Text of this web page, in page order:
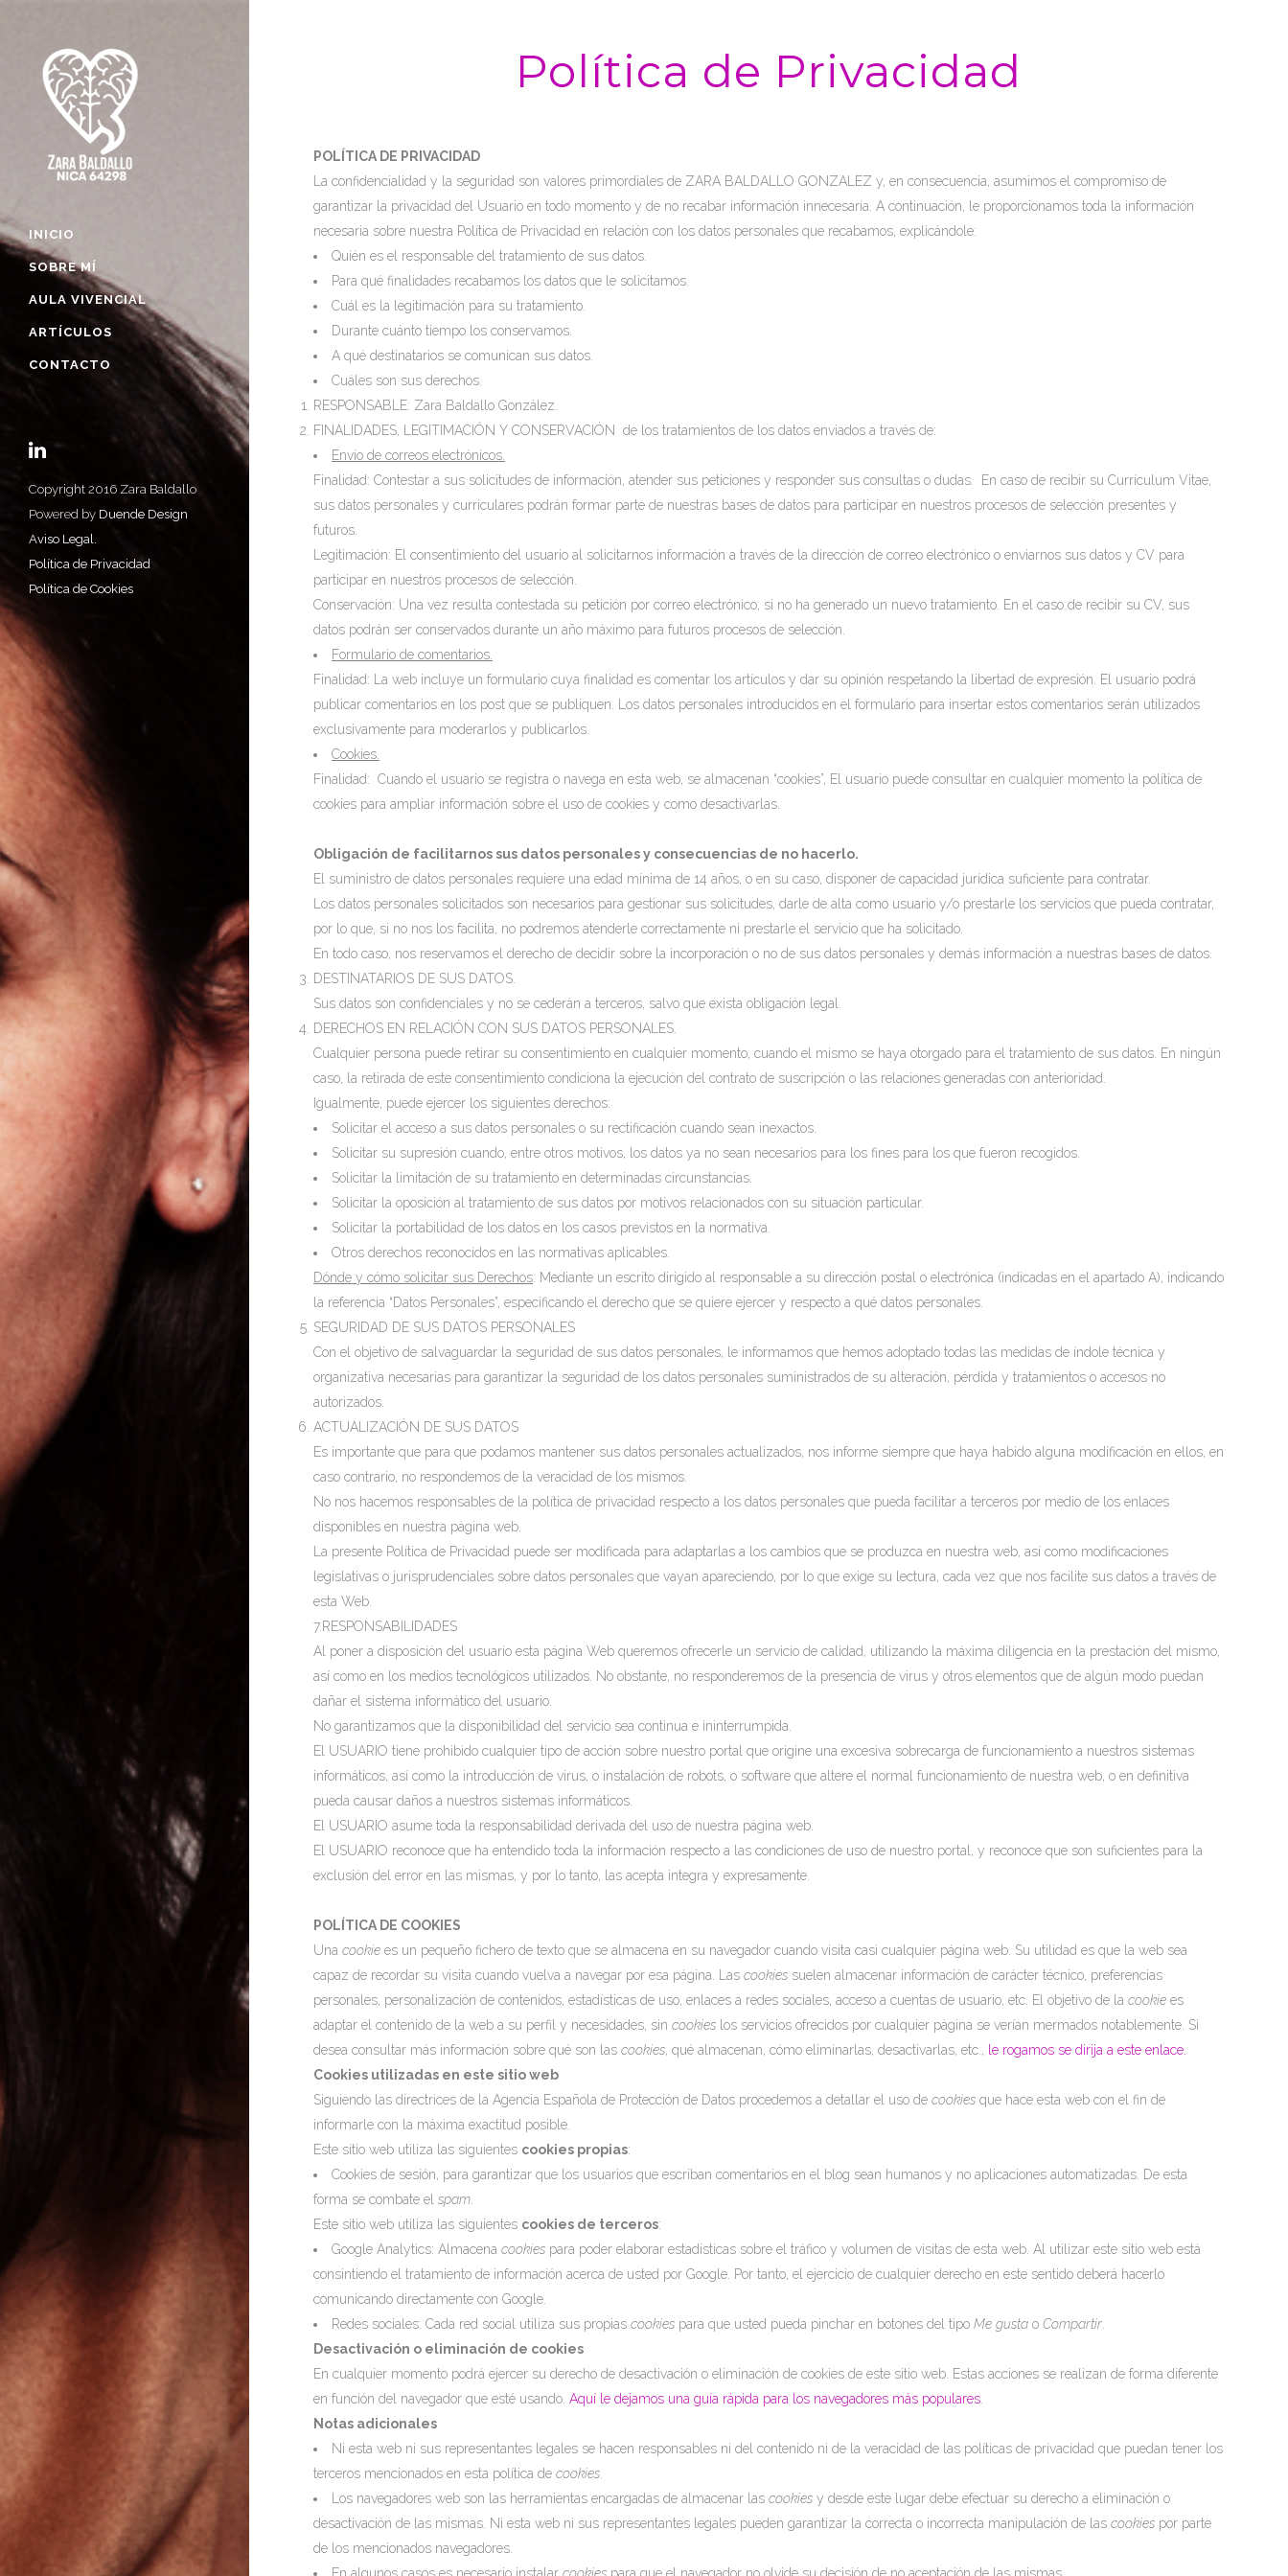
INICIO
SOBRE MÍ
AULA VIVENCIAL
ARTÍCULOS
CONTACTO
Copyright 2016 Zara Baldallo
Powered by Duende Design
Aviso Legal.
Política de Privacidad
Política de Cookies
Política de Privacidad
POLÍTICA DE PRIVACIDAD
La confidencialidad y la seguridad son valores primordiales de ZARA BALDALLO GONZALEZ y, en consecuencia, asumimos el compromiso de
garantizar la privacidad del Usuario en todo momento y de no recabar información innecesaria. A continuación, le proporcionamos toda la información
necesaria sobre nuestra Política de Privacidad en relación con los datos personales que recabamos, explicándole:
Quién es el responsable del tratamiento de sus datos.
Para qué finalidades recabamos los datos que le solicitamos.
Cuál es la legitimación para su tratamiento.
Durante cuánto tiempo los conservamos.
A qué destinatarios se comunican sus datos.
Cuáles son sus derechos.
RESPONSABLE: Zara Baldallo González.
FINALIDADES, LEGITIMACIÓN Y CONSERVACIÓN de los tratamientos de los datos enviados a través de:
Envío de correos electrónicos.
Finalidad: Contestar a sus solicitudes de información, atender sus peticiones y responder sus consultas o dudas. En caso de recibir su Currículum Vitae,
sus datos personales y curriculares podrán formar parte de nuestras bases de datos para participar en nuestros procesos de selección presentes y
futuros.
Legitimación: El consentimiento del usuario al solicitarnos información a través de la dirección de correo electrónico o enviarnos sus datos y CV para
participar en nuestros procesos de selección.
Conservación: Una vez resulta contestada su petición por correo electrónico, si no ha generado un nuevo tratamiento. En el caso de recibir su CV, sus
datos podrán ser conservados durante un año máximo para futuros procesos de selección.
Formulario de comentarios.
Finalidad: La web incluye un formulario cuya finalidad es comentar los artículos y dar su opinión respetando la libertad de expresión. El usuario podrá
publicar comentarios en los post que se publiquen. Los datos personales introducidos en el formulario para insertar estos comentarios serán utilizados
exclusivamente para moderarlos y publicarlos.
Cookies.
Finalidad: Cuando el usuario se registra o navega en esta web, se almacenan “cookies”, El usuario puede consultar en cualquier momento la política de
cookies para ampliar información sobre el uso de cookies y como desactivarlas.
Obligación de facilitarnos sus datos personales y consecuencias de no hacerlo.
El suministro de datos personales requiere una edad mínima de 14 años, o en su caso, disponer de capacidad jurídica suficiente para contratar.
Los datos personales solicitados son necesarios para gestionar sus solicitudes, darle de alta como usuario y/o prestarle los servicios que pueda contratar,
por lo que, si no nos los facilita, no podremos atenderle correctamente ni prestarle el servicio que ha solicitado.
En todo caso, nos reservamos el derecho de decidir sobre la incorporación o no de sus datos personales y demás información a nuestras bases de datos.
DESTINATARIOS DE SUS DATOS.
Sus datos son confidenciales y no se cederán a terceros, salvo que exista obligación legal.
DERECHOS EN RELACIÓN CON SUS DATOS PERSONALES.
Cualquier persona puede retirar su consentimiento en cualquier momento, cuando el mismo se haya otorgado para el tratamiento de sus datos. En ningún
caso, la retirada de este consentimiento condiciona la ejecución del contrato de suscripción o las relaciones generadas con anterioridad.
Igualmente, puede ejercer los siguientes derechos:
Solicitar el acceso a sus datos personales o su rectificación cuando sean inexactos.
Solicitar su supresión cuando, entre otros motivos, los datos ya no sean necesarios para los fines para los que fueron recogidos.
Solicitar la limitación de su tratamiento en determinadas circunstancias.
Solicitar la oposición al tratamiento de sus datos por motivos relacionados con su situación particular.
Solicitar la portabilidad de los datos en los casos previstos en la normativa.
Otros derechos reconocidos en las normativas aplicables.
Dónde y cómo solicitar sus Derechos: Mediante un escrito dirigido al responsable a su dirección postal o electrónica (indicadas en el apartado A), indicando
la referencia “Datos Personales”, especificando el derecho que se quiere ejercer y respecto a qué datos personales.
SEGURIDAD DE SUS DATOS PERSONALES
Con el objetivo de salvaguardar la seguridad de sus datos personales, le informamos que hemos adoptado todas las medidas de índole técnica y
organizativa necesarias para garantizar la seguridad de los datos personales suministrados de su alteración, pérdida y tratamientos o accesos no
autorizados.
ACTUALIZACIÓN DE SUS DATOS
Es importante que para que podamos mantener sus datos personales actualizados, nos informe siempre que haya habido alguna modificación en ellos, en
caso contrario, no respondemos de la veracidad de los mismos.
No nos hacemos responsables de la política de privacidad respecto a los datos personales que pueda facilitar a terceros por medio de los enlaces
disponibles en nuestra página web.
La presente Política de Privacidad puede ser modificada para adaptarlas a los cambios que se produzca en nuestra web, así como modificaciones
legislativas o jurisprudenciales sobre datos personales que vayan apareciendo, por lo que exige su lectura, cada vez que nos facilite sus datos a través de
esta Web.
7.RESPONSABILIDADES
Al poner a disposición del usuario esta página Web queremos ofrecerle un servicio de calidad, utilizando la máxima diligencia en la prestación del mismo,
así como en los medios tecnológicos utilizados. No obstante, no responderemos de la presencia de virus y otros elementos que de algún modo puedan
dañar el sistema informático del usuario.
No garantizamos que la disponibilidad del servicio sea continua e ininterrumpida.
El USUARIO tiene prohibido cualquier tipo de acción sobre nuestro portal que origine una excesiva sobrecarga de funcionamiento a nuestros sistemas
informáticos, así como la introducción de virus, o instalación de robots, o software que altere el normal funcionamiento de nuestra web, o en definitiva
pueda causar daños a nuestros sistemas informáticos.
El USUARIO asume toda la responsabilidad derivada del uso de nuestra página web.
El USUARIO reconoce que ha entendido toda la información respecto a las condiciones de uso de nuestro portal, y reconoce que son suficientes para la
exclusión del error en las mismas, y por lo tanto, las acepta integra y expresamente.
POLÍTICA DE COOKIES
Una cookie es un pequeño fichero de texto que se almacena en su navegador cuando visita casi cualquier página web. Su utilidad es que la web sea
capaz de recordar su visita cuando vuelva a navegar por esa página. Las cookies suelen almacenar información de carácter técnico, preferencias
personales, personalización de contenidos, estadísticas de uso, enlaces a redes sociales, acceso a cuentas de usuario, etc. El objetivo de la cookie es
adaptar el contenido de la web a su perfil y necesidades, sin cookies los servicios ofrecidos por cualquier página se verían mermados notablemente. Si
desea consultar más información sobre qué son las cookies , qué almacenan, cómo eliminarlas, desactivarlas, etc.,
le rogamos se dirija a este enlace.
Cookies utilizadas en este sitio web
Siguiendo las directrices de la Agencia Española de Protección de Datos procedemos a detallar el uso de cookies que hace esta web con el fin de
informarle con la máxima exactitud posible.
Este sitio web utiliza las siguientes cookies propias:
Cookies de sesión, para garantizar que los usuarios que escriban comentarios en el blog sean humanos y no aplicaciones automatizadas. De esta
forma se combate el spam
Este sitio web utiliza las siguientes cookies de terceros:
Google Analytics: Almacena cookies para poder elaborar estadísticas sobre el tráfico y volumen de visitas de esta web. Al utilizar este sitio web está
consintiendo el tratamiento de información acerca de usted por Google. Por tanto, el ejercicio de cualquier derecho en este sentido deberá hacerlo
comunicando directamente con Google.
Redes sociales: Cada red social utiliza sus propias cookies para que usted pueda pinchar en botones del tipo Me gusta o Compartir
Desactivación o eliminación de cookies
En cualquier momento podrá ejercer su derecho de desactivación o eliminación de cookies de este sitio web. Estas acciones se realizan de forma diferente
en función del navegador que esté usando. Aquí le dejamos una guía rápida para los navegadores más populares
Notas adicionales
Ni esta web ni sus representantes legales se hacen responsables ni del contenido ni de la veracidad de las políticas de privacidad que puedan tener los
terceros mencionados en esta política de cookies
Los navegadores web son las herramientas encargadas de almacenar las cookies y desde este lugar debe efectuar su derecho a eliminación o
desactivación de las mismas. Ni esta web ni sus representantes legales pueden garantizar la correcta o incorrecta manipulación de las cookies por parte
de los mencionados navegadores.